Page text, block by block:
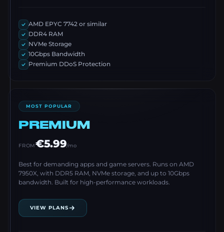
AMD EPYC 7742 or similar
DDR4 RAM
NVMe Storage
10Gbps Bandwidth
Premium DDoS Protection
MOST POPULAR
PREMIUM
FROM€5.99/mo
Best for demanding apps and game servers. Runs on AMD
7950X, with DDR5 RAM, NVMe storage, and up to 10Gbps
bandwidth. Built for high-performance workloads.
VIEW PLANS